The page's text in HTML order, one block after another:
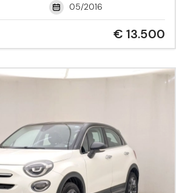
05/2016
€ 13.500